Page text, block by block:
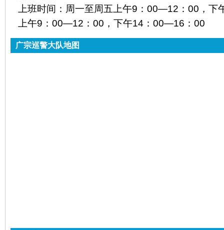
上班时间： 周一至周五上午9：00—12：00，下
上午9：00—12：00，下午14：00—16：00
广宗巡警大队地图